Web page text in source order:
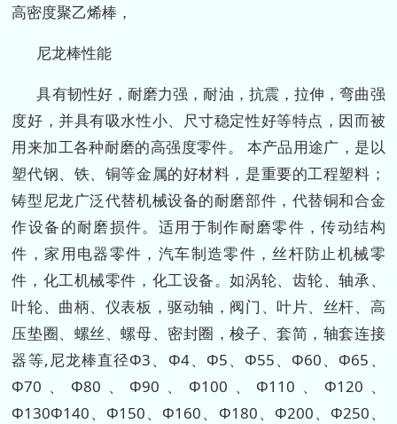
高密度聚乙烯棒，
尼龙棒性能
具有韧性好，耐磨力强，耐油，抗震，拉伸，弯曲强
度好，并具有吸水性小、尺寸稳定性好等特点，因而被
用来加工各种耐磨的高强度零件。 本产品用途广，是以
塑代钢、铁、铜等金属的好材料，是重要的工程塑料；
铸型尼龙广泛代替机械设备的耐磨部件，代替铜和合金
作设备的耐磨损件。适用于制作耐磨零件，传动结构
件，家用电器零件，汽车制造零件，丝杆防止机械零
件，化工机械零件，化工设备。如涡轮、齿轮、轴承、
叶轮、曲柄、仪表板，驱动轴，阀门、叶片、丝杆、高
压垫圈、螺丝、螺母、密封圈，梭子、套简，轴套连接
器等,尼龙棒直径Φ3、Φ4、Φ5、Φ55、Φ60、Φ65、
Φ70、Φ80、Φ90、Φ100、Φ110、Φ120、
Φ130Φ140、Φ150、Φ160、Φ180、Φ200、Φ250、